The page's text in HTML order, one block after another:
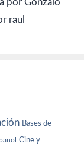
por Gonzalo
raul
Bases de
Cine y